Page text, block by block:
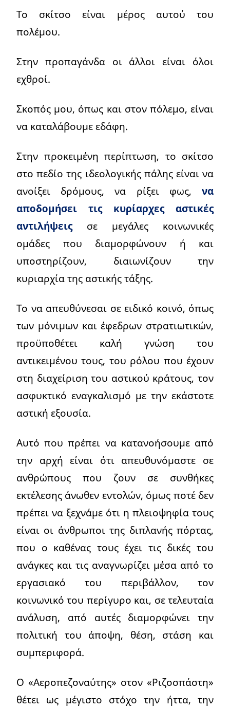
Το σκίτσο είναι μέρος αυτού του
πολέμου.
Στην προπαγάνδα οι άλλοι είναι όλοι
εχθροί.
Σκοπός μου, όπως και στον πόλεμο, είναι
να καταλάβουμε εδάφη.
Στην προκειμένη περίπτωση, το σκίτσο
στο πεδίο της ιδεολογικής πάλης είναι να
ανοίξει δρόμους, να ρίξει φως, να
αποδομήσει τις κυρίαρχες αστικές
αντιλήψειςσε μεγάλες κοινωνικές
ομάδες που διαμορφώνουν ή και
υποστηρίζουν, διαιωνίζουν την
κυριαρχία της αστικής τάξης.
Το να απευθύνεσαι σε ειδικό κοινό, όπως
των μόνιμων και έφεδρων στρατιωτικών,
προϋποθέτει καλή γνώση του
αντικειμένου τους, του ρόλου που έχουν
στη διαχείριση του αστικού κράτους, τον
ασφυκτικό εναγκαλισμό με την εκάστοτε
αστική εξουσία.
Αυτό που πρέπει να κατανοήσουμε από
την αρχή είναι ότι απευθυνόμαστε σε
ανθρώπους που ζουν σε συνθήκες
εκτέλεσης άνωθεν εντολών, όμως ποτέ δεν
πρέπει να ξεχνάμε ότι η πλειοψηφία τους
είναι οι άνθρωποι της διπλανής πόρτας,
που ο καθένας τους έχει τις δικές του
ανάγκες και τις αναγνωρίζει μέσα από το
εργασιακό του περιβάλλον, τον
κοινωνικό του περίγυρο και, σε τελευταία
ανάλυση, από αυτές διαμορφώνει την
πολιτική του άποψη, θέση, στάση και
συμπεριφορά.
Ο «Αεροπεζοναύτης» στον «Ριζοσπάστη»
θέτει ως μέγιστο στόχο την ήττα, την